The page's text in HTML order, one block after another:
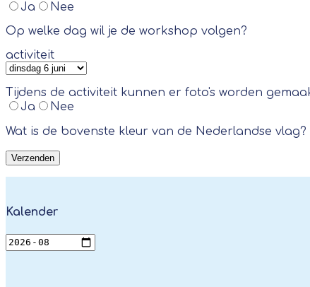
Ja
Nee
Op welke dag wil je de workshop volgen?
activiteit
Tijdens de activiteit kunnen er foto's worden
Ja
Nee
Wat is de bovenste kleur van de Nederlandse vlag?
Kalender